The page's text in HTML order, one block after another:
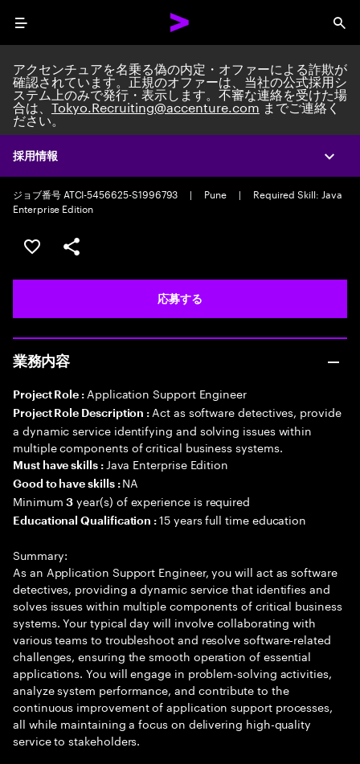
Menu
採用情報
アクセンチュアを名乗る偽の内定・オファーによる詐欺が
確認されています。正規のオファーは、当社の公式採用シ
ステム上のみで発行・表示します。不審な連絡を受けた場
合は、Tokyo.Recruiting@accenture.comまでご連絡く
ださい。
Application Support Engineer
Packaged Application Development Senior Analyst
ジョブ番号 ATCI-5456625-S1996793
| Pune |
Required Skill: Java
Enterprise Edition
ポジションを保存する 【首都圏エリア】契約社員（給
シェア
応募する
業務内容
Project Role : Application Support Engineer
Project Role Description : Act as software detectives, provide
a dynamic service identifying and solving issues within
multiple components of critical business systems.
Must have skills : Java Enterprise Edition
Good to have skills : NA
Minimum3 year(s) of experience is required
Educational Qualification :15 years full time education
Summary:
As an Application Support Engineer, you will act as software
detectives, providing a dynamic service that identifies and
solves issues within multiple components of critical business
systems. Your typical day will involve collaborating with
various teams to troubleshoot and resolve software-related
challenges, ensuring the smooth operation of essential
applications. You will engage in problem-solving activities,
analyze system performance, and contribute to the
continuous improvement of application support processes,
all while maintaining a focus on delivering high-quality
service to stakeholders.